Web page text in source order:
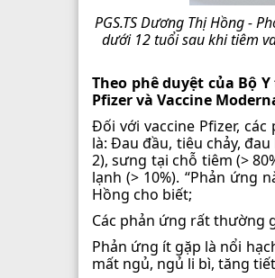
PGS.TS Dương Thị Hồng -
dưới 12 tuổi sau khi tiêm
Theo phê duyệt của Bộ
Pfizer và Vaccine
Đối với vaccine Pfizer,
là: Đau đầu, tiêu chảy,
2), sưng tại chỗ tiêm (>
lạnh (> 10%). “Phản ứng
Hồng cho biết;
Các phản ứng rất thường
Phản ứng ít gặp là nổi
mất ngủ, ngủ li bì, tăng